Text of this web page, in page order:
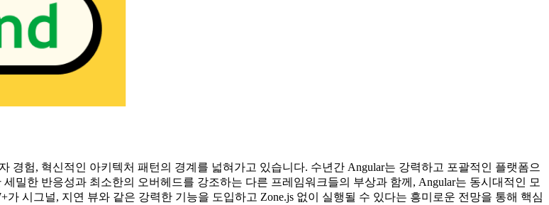
경험, 혁신적인 아키텍처 패턴의 경계를 넓혀가고 있습니다. 수년간 Angular는 강력하고 포괄적인 플랫폼으
밀한 반응성과 최소한의 오버헤드를 강조하는 다른 프레임워크들의 부상과 함께, Angular는 동시대적인 모
시그널, 지연 뷰와 같은 강력한 기능을 도입하고 Zone.js 없이 실행될 수 있다는 흥미로운 전망을 통해 핵심